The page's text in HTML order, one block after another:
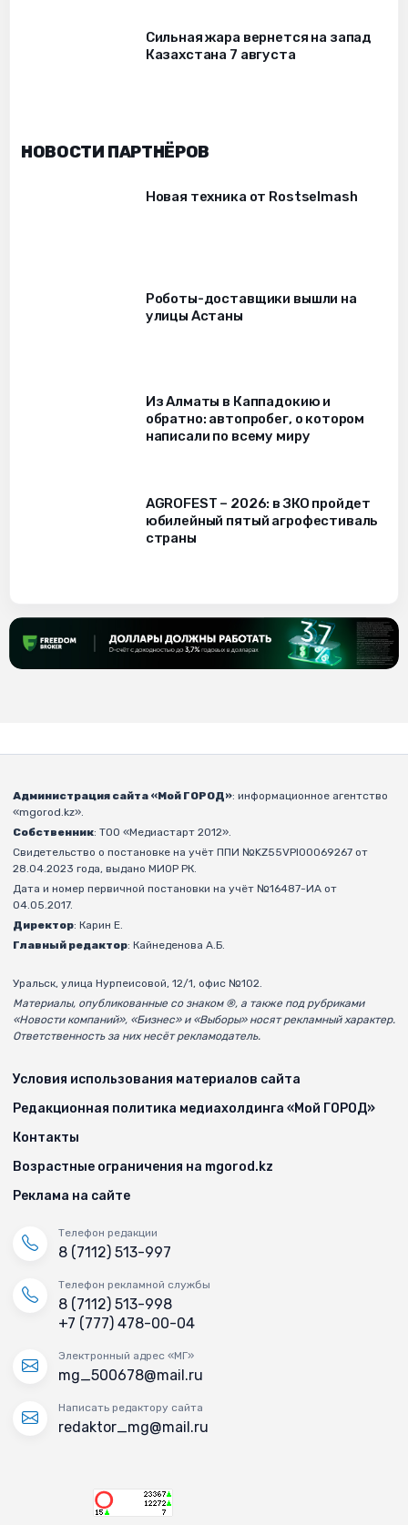
Сильная жара вернется на запад
Казахстана 7 августа
НОВОСТИ ПАРТНЁРОВ
Новая техника от Rostselmash
Роботы-доставщики вышли на
улицы Астаны
Из Алматы в Каппадокию и
обратно: автопробег, о котором
написали по всему миру
AGROFEST – 2026: в ЗКО пройдет
юбилейный пятый агрофестиваль
страны
Администрация сайта «Мой ГОРОД»: информационное агентство
«mgorod.kz».
Собственник: ТОО «Медиастарт 2012».
Свидетельство о постановке на учёт ППИ №KZ55VPI00069267 от
28.04.2023 года, выдано МИОР РК.
Дата и номер первичной постановки на учёт №16487-ИА от
04.05.2017.
Директор: Карин Е.
Главный редактор: Кайнеденова А.Б.
Уральск, улица Нурпеисовой, 12/1, офис №102.
Материалы, опубликованные со знаком ®, а также под рубриками
«Новости компаний», «Бизнес» и «Выборы» носят рекламный характер.
Ответственность за них несёт рекламодатель.
Условия использования материалов сайта
Редакционная политика медиахолдинга «Мой ГОРОД»
Контакты
Возрастные ограничения на mgorod.kz
Реклама на сайте
Телефон редакции
8 (7112) 513-997
Телефон рекламной службы
8 (7112) 513-998
+7 (777) 478-00-04
Электронный адрес «МГ»
mg_500678@mail.ru
Написать редактору сайта
redaktor_mg@mail.ru